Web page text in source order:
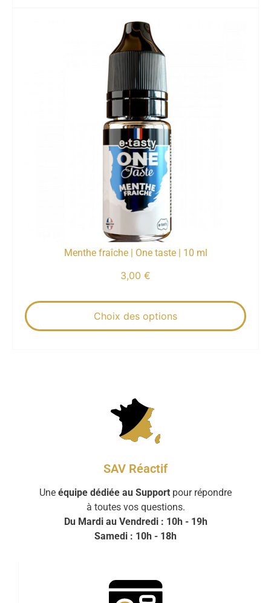
Menthe fraîche | One taste | 10 ml
3,00 €
Choix des options
SAV Réactif
Une équipe dédiée au Support pour répondre
à toutes vos questions.
Du Mardi au Vendredi : 10h - 19h
Samedi : 10h - 18h